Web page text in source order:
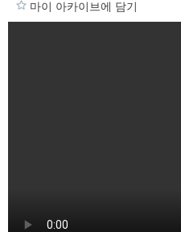
마이 아카이브에 담기